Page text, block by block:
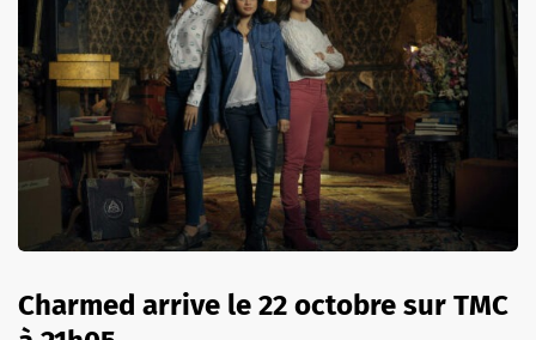
Charmed arrive le 22 octobre sur TMC